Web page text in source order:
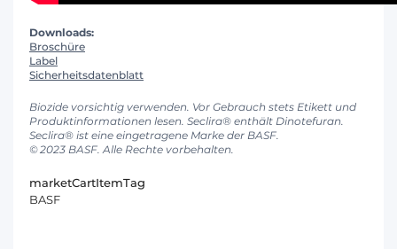
Downloads:
Broschüre
Label
Sicherheitsdatenblatt
Biozide vorsichtig verwenden. Vor Gebrauch stets Etikett und
Produktinformationen lesen. Seclira® enthält Dinotefuran.
Seclira® ist eine eingetragene Marke der BASF.
© 2023 BASF. Alle Rechte vorbehalten.
marketCartItemTag
BASF